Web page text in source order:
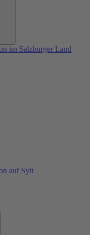
im Salzburger Land
auf Sylt